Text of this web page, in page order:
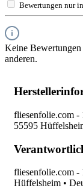
Bewertungen nur
Keine
anderen.
fliesenfolie.com -
55595
fliesenfolie.com -
Hüffelsheim •